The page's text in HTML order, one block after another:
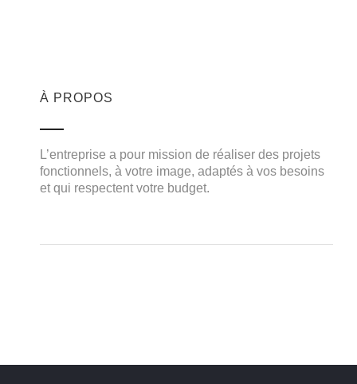
Navigation
de
l’article
À PROPOS
L’entreprise a pour mission de réaliser des projets
fonctionnels, à votre image, adaptés à vos besoins
et qui respectent votre budget.